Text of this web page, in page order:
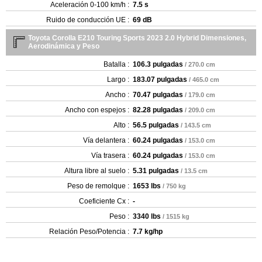
Aceleración 0-100 km/h : 7.5 s
Ruido de conducción UE : 69 dB
Toyota Corolla E210 Touring Sports 2023 2.0 Hybrid Dimensiones,
Aerodinámica y Peso
Batalla : 106.3 pulgadas / 270.0 cm
Largo : 183.07 pulgadas / 465.0 cm
Ancho : 70.47 pulgadas / 179.0 cm
Ancho con espejos : 82.28 pulgadas / 209.0 cm
Alto : 56.5 pulgadas / 143.5 cm
Vía delantera : 60.24 pulgadas / 153.0 cm
Vía trasera : 60.24 pulgadas / 153.0 cm
Altura libre al suelo : 5.31 pulgadas / 13.5 cm
Peso de remolque : 1653 lbs / 750 kg
Coeficiente Cx : -
Peso : 3340 lbs / 1515 kg
Relación Peso/Potencia : 7.7 kg/hp